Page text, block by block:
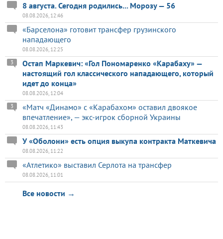
8 августа. Сегодня родились... Морозу — 56
08.08.2026, 12:46
«Барселона» готовит трансфер грузинского
нападающего
08.08.2026, 12:25
Остап Маркевич: «Гол Пономаренко «Карабаху» —
настоящий гол классического нападающего, который
идет до конца»
3
08.08.2026, 12:04
«Матч «Динамо» с «Карабахом» оставил двоякое
впечатление», — экс-игрок сборной Украины
3
08.08.2026, 11:43
У «Оболони» есть опция выкупа контракта Маткевича
08.08.2026, 11:22
«Атлетико» выставил Серлота на трансфер
08.08.2026, 11:01
Все новости →